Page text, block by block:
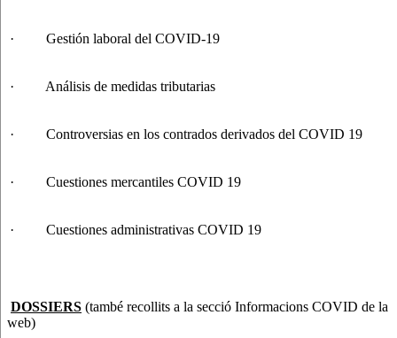
· Gestión laboral del COVID-19
· Análisis de medidas tributarias
· Controversias en los contrados derivados del COVID 19
· Cuestiones mercantiles COVID 19
· Cuestiones administrativas COVID 19
DOSSIERS (també recollits a la secció Informacions COVID de la
web)